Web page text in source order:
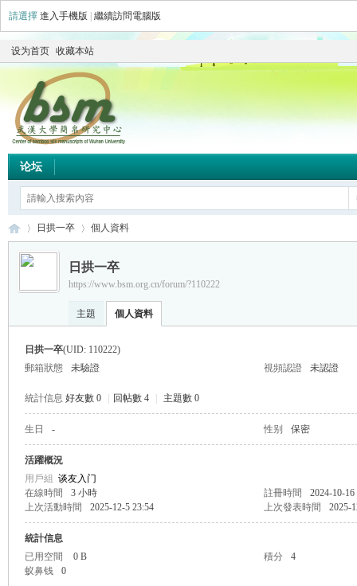
請選擇 進入手機版 繼續訪問電腦版
设为首页 收藏本站
论坛
›
日拱一卒 個人資料
日拱一卒
https://www.bsm.org.cn/forum/?110222
主題 個人資料
日拱一卒(UID: 110222)
郵箱狀態
未驗證 視頻認證 未認證
統計信息 好友數 0 回帖數 4 主題數 0
生日 - 性别 保密
活躍概況
用戶組 谈友入门
在線時間
3 小時 註冊時間
2024-10-16
上次活動時間
2025-12-5 23:54 上次發表時間 2025-
統計信息
已用空間
0 B 積分
4
蚁鼻钱
0